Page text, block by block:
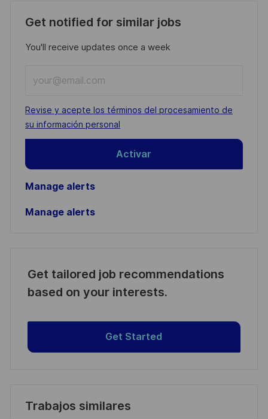
Get notified for similar jobs
You'll receive updates once a week
Email
address
(Required)
Required
Revise y acepte los términos del procesamiento de
su información personal
Activar
Manage alerts
Manage alerts
Get tailored job recommendations
based on your interests.
Get Started
Trabajos similares